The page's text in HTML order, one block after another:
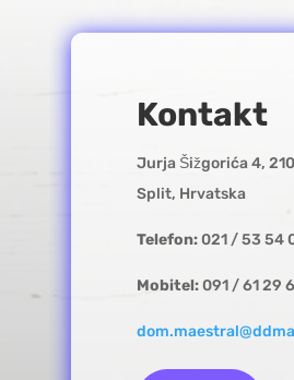
Kontakt
Jurja Šižgorića 4,
Split, Hrvatska
Telefon:021 / 53 54
Mobitel:091 / 61 29